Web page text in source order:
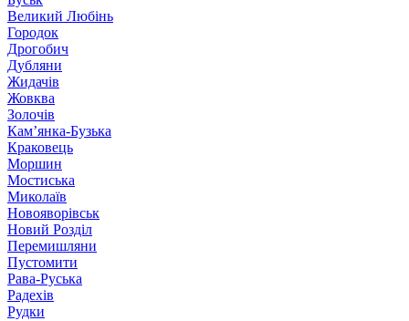
Великий Любінь
Городок
Дрогобич
Дубляни
Жидачів
Жовква
Золочів
Кам’янка-Бузька
Краковець
Моршин
Мостиська
Миколаїв
Новояворівськ
Новий Розділ
Перемишляни
Пустомити
Рава-Руська
Радехів
Рудки